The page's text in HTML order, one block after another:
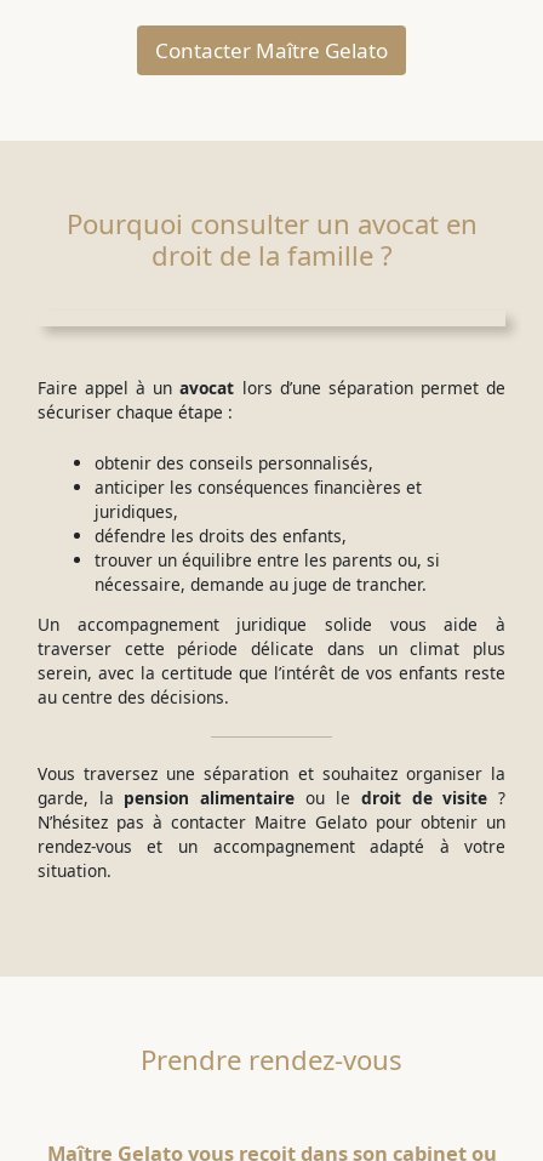
Contacter Maître Gelato
Pourquoi consulter un avocat en
droit de la famille ?
Faire appel à unavocat lors d’une séparation permet de
sécuriser chaque étape :
obtenir des conseils personnalisés,
anticiper les conséquences financières et
juridiques,
défendre les droits des enfants,
trouver un équilibre entre les parents ou, si
nécessaire, demande au juge de trancher.
Un accompagnement juridique solide vous aide à
traverser cette période délicate dans un climat plus
serein, avec la certitude que l’intérêt de vos enfants reste
au centre des décisions.
Vous traversez une séparation et souhaitez organiser la
garde, la pension alimentaire ou le droit de visite ?
N’hésitez pas à contacter Maitre Gelato pour obtenir un
rendez-vous et un accompagnement adapté à votre
situation.
Prendre rendez-vous
Maître Gelato vous reçoit dans son cabinet ou